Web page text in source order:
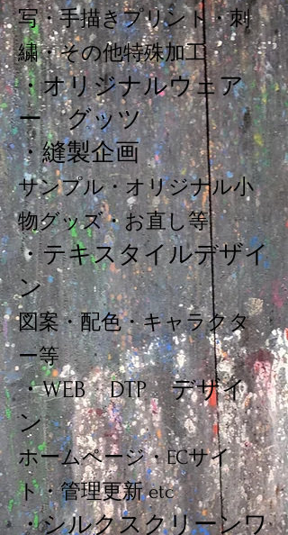
写・手描きプリント・刺
繍・その他特殊加工
・オリジナルウェア
ー グッツ
・縫製企画
サンプル・オリジナル小
物グッズ・お直し等
・テキスタイルデザイ
ン
図案・配色・キャラクタ
ー等
・WEB DTP デザイ
ン
ホームページ・ECサイ
ト・管理更新 etc
・シルクスクリーンワ